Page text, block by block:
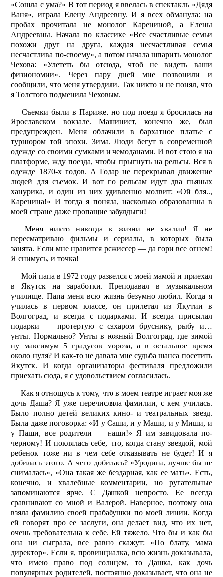
«Сошла с ума?» В тот период я ввелась в спектакль «Дядя
Ваня», играла Елену Андреевну. И я всех обманула: на
пробах прочитала не монолог Карениной, а Елены
Андреевны. Начала по классике «Все счастливые семьи
похожи друг на друга, каждая несчастливая семья
несчастлива по-своему», а потом начала шпарить монолог
Чехова: «Улететь бы отсюда, чтоб не видеть ваши
физиономии». Через пару дней мне позвонили и
сообщили, что меня утвердили. Так никто и не понял, что
я Толстого подменила Чеховым.
— Съемки были в Париже, но под поезд я бросилась на
Ярославском вокзале. Машинист, конечно же, был
предупрежден. Меня облачили в бархатное платье с
турнюром той эпохи. Зима. Люди бегут в современной
одежде со своими сумками и чемоданами. И вот стою я на
платформе, жду поезда, чтобы прыгнуть на рельсы. Вся в
одежде 1870-х годов. А Годар не перекрывал движение
людей для съемок. И вот по рельсам идут два пьяных
ханурика, и один из них удивленно молвит: «Ой бля..,
Каренина!» И тогда я поняла, насколько образованны в
моей стране даже пропащие забулдыги!
— Меня никто никогда в жизни не хвалил! Я не
пересматриваю фильмы и сериалы, в которых была
занята. Если мне нравится режиссер — да гори все огнем!
Я снимусь, и точка!
— Мой папа в 1972 году развелся с моей мамой и приехал
в Якутск на заработки. Преподавал в музыкальном
училище. Папа меня всю жизнь безумно любил. Когда я
училась в первом классе, он прилетал из Якутии в
Волгоград, и всегда с подарками. И всегда присылал
подарки — протертую с сахаром бруснику, рыбу и…
унты. Нормально? Унты в южный Волгоград, где зимой
ну максимум 5 градусов мороза, а в остальное время
около нуля? И как-то не давала мне судьба шанса посетить
Якутск. И когда организаторы фестиваля предложили
приехать сюда, я с удовольствием согласилась.
— Как я отношусь к тому, что в моем театре играет моя же
дочь Даша? Я уже перечисляла фамилии, с кем училась.
Было полно детей великих кино- и театральных звезд.
Была даже поговорка: «И у Саши, и у Маши, и у Миши, и
у Паши, все родители — наши!» Я им завидовала по-
черному! И поклялась себе, что, когда стану звездой, мой
ребенок тоже ни в чем себе отказывать не будет! И я
добилась этого. А чего добилась? «Уродина, лучше бы не
снималась», «Она такая же бездарная, как ее мать». Есть,
конечно, и хвалебные комментарии, но ругательные
запоминаются ярче. С Дашкой непросто. Ее всегда
сравнивают со мной и Валерой. Наверное, поэтому она
взяла фамилию своей прабабушки по моей линии. Когда
ей говорят про ее заслуги, она делает вид, что их нет,
очень требовательна к себе. Ей тяжело. Что бы и как бы
она ни сыграла, все равно скажут: «По блату, мама
директор». Если я, провинциалка, всю жизнь доказывала,
что имею право под солнцем, то Дашка, как дочь
популярных родителей, постоянно доказывает, что она не